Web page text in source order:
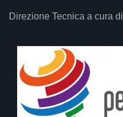
Direzione Tecnica a cura di